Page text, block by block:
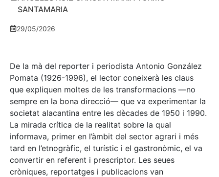
SANTAMARIA
29/05/2026
De la mà del reporter i periodista Antonio González
Pomata (1926-1996), el lector coneixerà les claus
que expliquen moltes de les transformacions —no
sempre en la bona direcció— que va experimentar la
societat alacantina entre les dècades de 1950 i 1990.
La mirada crítica de la realitat sobre la qual
informava, primer en l’àmbit del sector agrari i més
tard en l’etnogràfic, el turístic i el gastronòmic, el va
convertir en referent i prescriptor. Les seues
cròniques, reportatges i publicacions van